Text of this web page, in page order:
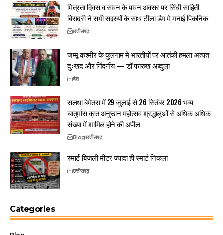
मित्रता दिवस व सावन के पावन अवसर पर सिंधी साहिती
बिरादरी ने सभी सदस्यों के साथ टीला डैम मे मनाई पिकनिक
छत्तीसगढ़
जम्मू कश्मीर के कुलगाम मे भारतीयों पर आतंकी हमला अत्यंत
दुःखद और निंदनीय — डॉ फारुख अब्दुला
देश
सलधा बेमेतरा में 29 जुलाई से 26 सितंबर 2026 भव्य
चातुर्मास व्रत अनुष्ठान महोत्सव श्रद्धालुओं से अधिक अधिक
संख्या में शामिल होने की अपील
Blogछत्तीसगढ़
स्मार्ट बिजली मीटर ज्यादा ही स्मार्ट निकला
छत्तीसगढ़
Categories